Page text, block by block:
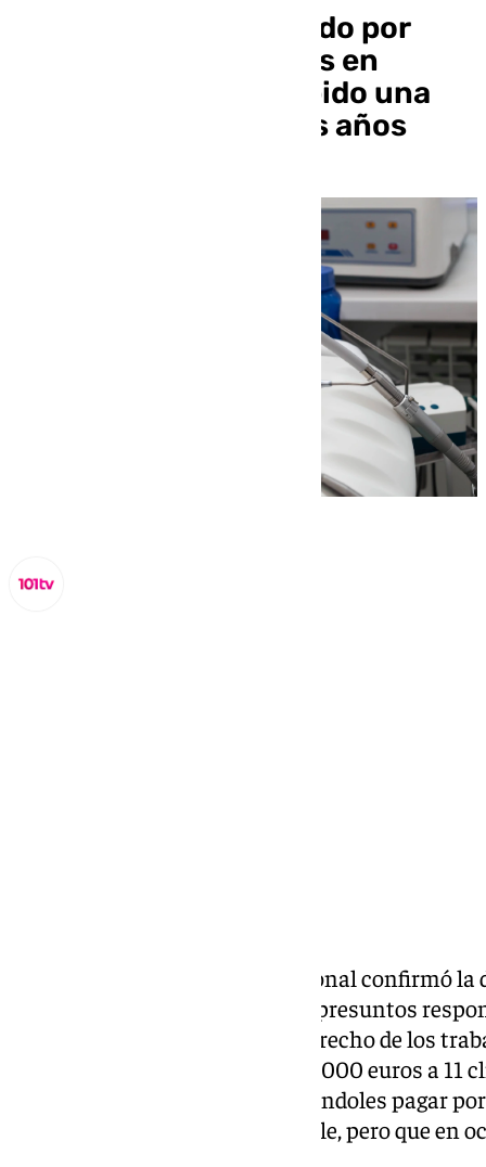
El odontólogo detenido por
estafar 219.000 euros en
Málaga ya había recibido una
reclamación hace dos años
En el día de ayer la Policía Nacional confirmó
capital como presuntos
continuada y delito contra el derecho de los
habrían defraudado más de 219.000 euros a
en la clínica Krakhmaloff, haciéndoles pagar
ofrecía a un precio más asequible, pero que en